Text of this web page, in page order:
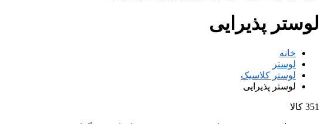
لوستر پذیرایی
خانه
لوستر
لوستر کلاسیک
لوستر پذیرایی
351 کالا